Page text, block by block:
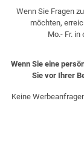
Wenn Sie Fragen
möchten,
Mo.- Fr. in
Wenn Sie eine
Sie vor Ihrer
Keine